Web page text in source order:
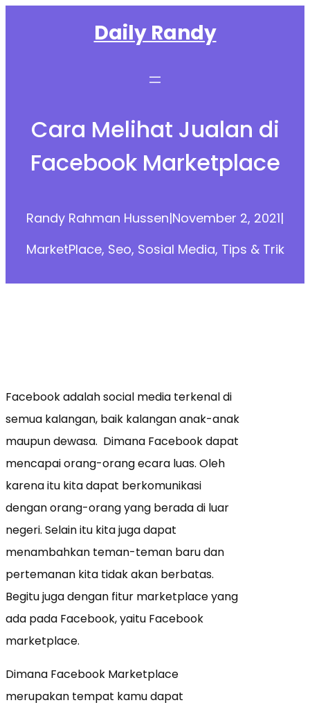
Daily Randy
Cara Melihat Jualan di
Facebook Marketplace
Randy Rahman Hussen|November 2, 2021|
MarketPlace, Seo, Sosial Media, Tips & Trik
Facebook adalah social media terkenal di
semua kalangan, baik kalangan anak-anak
maupun dewasa. Dimana Facebook dapat
mencapai orang-orang ecara luas. Oleh
karena itu kita dapat berkomunikasi
dengan orang-orang yang berada di luar
negeri. Selain itu kita juga dapat
menambahkan teman-teman baru dan
pertemanan kita tidak akan berbatas.
Begitu juga dengan fitur marketplace yang
ada pada Facebook, yaitu Facebook
marketplace.
Dimana Facebook Marketplace
merupakan tempat kamu dapat